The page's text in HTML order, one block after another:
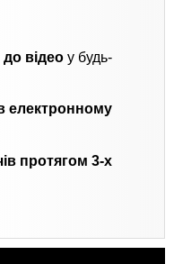
відео у будь-
електронному
протягом 3-х